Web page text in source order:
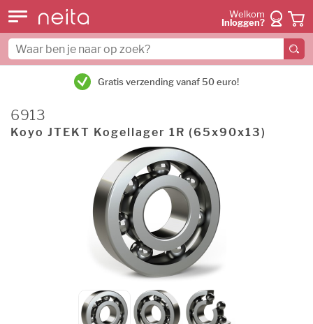
Welkom
Inloggen?
Gratis verzending vanaf 50 euro!
6913
Koyo JTEKT Kogellager 1R (65x90x13)